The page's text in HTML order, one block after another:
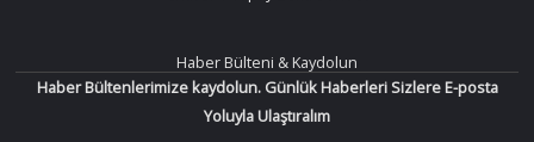
Haber Bülteni & Kaydolun
Haber Bültenlerimize kaydolun. Günlük Haberleri Sizlere E-posta
Yoluyla Ulaştıralım